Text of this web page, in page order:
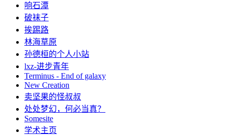
响石潭
破袜子
挨踢路
林海草原
孙德桓的个人小站
lxz-进步青年
Terminus - End of galaxy
New Creation
卖坚果的怪叔叔
处处梦幻，何必当真？
Somesite
学术主页